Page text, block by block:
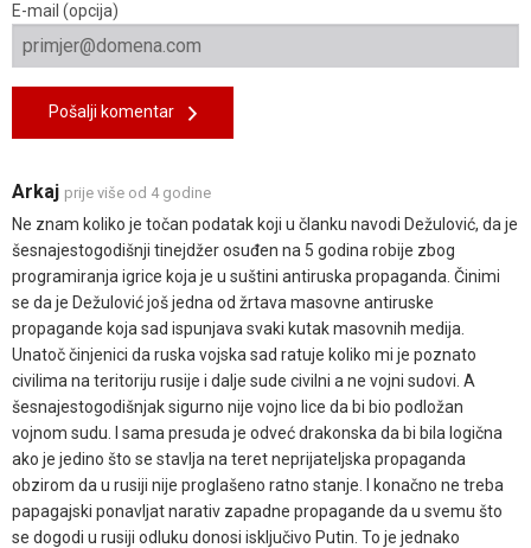
E-mail (opcija)
Pošalji komentar
Arkaj prije više od 4 godine
Ne znam koliko je točan podatak koji u članku navodi Dežulović, da je
šesnajestogodišnji tinejdžer osuđen na 5 godina robije zbog
programiranja igrice koja je u suštini antiruska propaganda. Činimi
se da je Dežulović još jedna od žrtava masovne antiruske
propagande koja sad ispunjava svaki kutak masovnih medija.
Unatoč činjenici da ruska vojska sad ratuje koliko mi je poznato
civilima na teritoriju rusije i dalje sude civilni a ne vojni sudovi. A
šesnajestogodišnjak sigurno nije vojno lice da bi bio podložan
vojnom sudu. I sama presuda je odveć drakonska da bi bila logična
ako je jedino što se stavlja na teret neprijateljska propaganda
obzirom da u rusiji nije proglašeno ratno stanje. I konačno ne treba
papagajski ponavljat narativ zapadne propagande da u svemu što
se dogodi u rusiji odluku donosi isključivo Putin. To je jednako